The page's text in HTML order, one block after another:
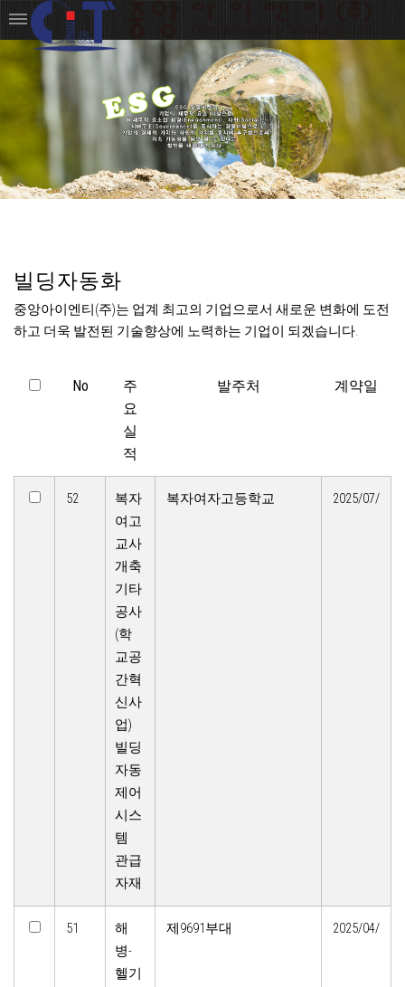
빌딩자동화
중앙아이엔티(주)는 업계 최고의 기업으로서 새로운 변화에 도전
하고 더욱 발전된 기술향상에 노력하는 기업이 되겠습니다.
No
주
요
실
적
발주처 계약일
52
복자
여고
교사
개축
기타
공사
(학
교공
간혁
신사
업)
빌딩
자동
제어
시스
템
관급
자재
복자여자고등학교 2025/07/
51
해
병-
헬기
제9691부대 2025/04/